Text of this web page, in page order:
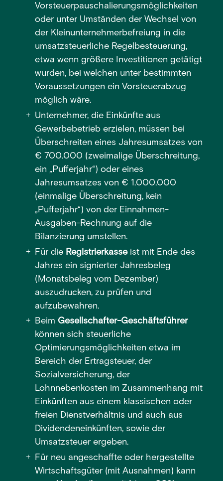
Vorsteuerpauschalierungsmöglichkeiten
oder unter Umständen der Wechsel von
der Kleinunternehmerbefreiung in die
umsatzsteuerliche Regelbesteuerung,
etwa wenn größere Investitionen getätigt
wurden, bei welchen unter bestimmten
Voraussetzungen ein Vorsteuerabzug
möglich wäre.
Unternehmer, die Einkünfte aus
Gewerbebetrieb erzielen, müssen bei
Überschreiten eines Jahresumsatzes von
€ 700.000 (zweimalige Überschreitung,
ein „Pufferjahr“) oder eines
Jahresumsatzes von € 1.000.000
(einmalige Überschreitung, kein
„Pufferjahr“) von der Einnahmen-
Ausgaben-Rechnung auf die
Bilanzierung umstellen.
Für die Registrierkasseist mit Ende des
Jahres ein signierter Jahresbeleg
(Monatsbeleg vom Dezember)
auszudrucken, zu prüfen und
aufzubewahren.
Beim Gesellschafter-Geschäftsführer
können sich steuerliche
Optimierungsmöglichkeiten etwa im
Bereich der Ertragsteuer, der
Sozialversicherung, der
Lohnnebenkosten im Zusammenhang mit
Einkünften aus einem klassischen oder
freien Dienstverhältnis und auch aus
Dividendeneinkünften, sowie der
Umsatzsteuer ergeben.
Für neu angeschaffte oder hergestellte
Wirtschaftsgüter (mit Ausnahmen) kann